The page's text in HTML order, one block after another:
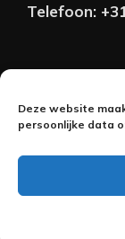
Deze website
persoonlijke data
Telefoon: